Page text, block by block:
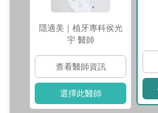
隱適美｜植牙專科侯光
宇 醫師
查看醫師資訊
選擇此醫師